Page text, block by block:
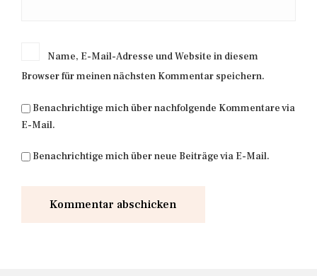
Name, E-Mail-Adresse und Website in diesem
Browser für meinen nächsten Kommentar speichern.
Benachrichtige mich über nachfolgende Kommentare via
E-Mail.
Benachrichtige mich über neue Beiträge via E-Mail.